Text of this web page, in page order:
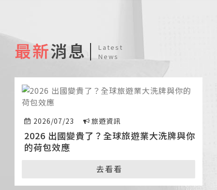
最新消息
Latest
News
2026/07/23 旅遊資訊
2026 出國變貴了？全球旅遊業大洗牌與你
的荷包效應
去看看